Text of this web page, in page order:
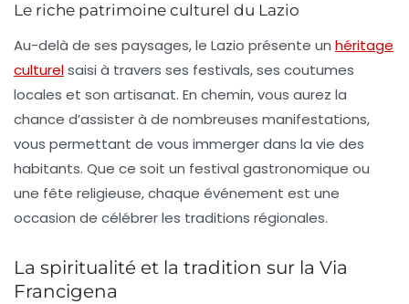
Le riche patrimoine culturel du Lazio
Au-delà de ses paysages, le Lazio présente un héritage
culturelsaisi à travers ses festivals, ses coutumes
locales et son artisanat. En chemin, vous aurez la
chance d’assister à de nombreuses manifestations,
vous permettant de vous immerger dans la vie des
habitants. Que ce soit un festival gastronomique ou
une fête religieuse, chaque événement est une
occasion de célébrer les traditions régionales.
La spiritualité et la tradition sur la Via
Francigena